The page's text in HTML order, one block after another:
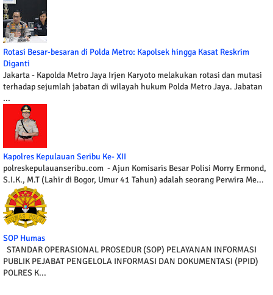
Rotasi Besar-besaran di Polda Metro: Kapolsek hingga Kasat Reskrim
Diganti
Jakarta - Kapolda Metro Jaya Irjen Karyoto melakukan rotasi dan mutasi
terhadap sejumlah jabatan di wilayah hukum Polda Metro Jaya. Jabatan
...
Kapolres Kepulauan Seribu Ke- XII
polreskepulauanseribu.com - Ajun Komisaris Besar Polisi Morry Ermond,
S.I.K., M.T (Lahir di Bogor, Umur 41 Tahun) adalah seorang Perwira Me...
SOP Humas
STANDAR OPERASIONAL PROSEDUR (SOP) PELAYANAN INFORMASI
PUBLIK PEJABAT PENGELOLA INFORMASI DAN DOKUMENTASI (PPID)
POLRES K...